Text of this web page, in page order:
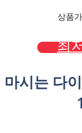
상품
최
시는 다